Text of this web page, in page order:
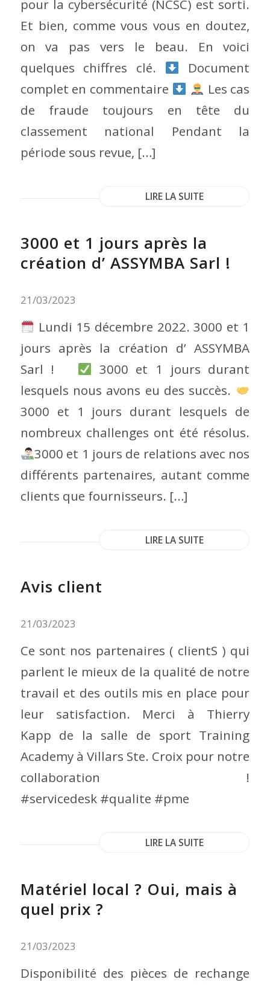
pour la cybersécurité (NCSC) est sorti.
Et bien, comme vous vous en doutez,
on va pas vers le beau. En voici
quelques chiffres clé.
Document
complet en commentaire
Les cas
de fraude toujours en tête du
classement national Pendant la
période sous revue, […]
LIRE LA SUITE
3000 et 1 jours après la
création d’ ASSYMBA Sarl !
21/03/2023
Lundi 15 décembre 2022. 3000 et 1
jours après la création d’ ASSYMBA
Sarl !
3000 et 1 jours durant
lesquels nous avons eu des succès.
3000 et 1 jours durant lesquels de
nombreux challenges ont été résolus.
3000 et 1 jours de relations avec nos
différents partenaires, autant comme
clients que fournisseurs. […]
LIRE LA SUITE
Avis client
21/03/2023
Ce sont nos partenaires ( clientS ) qui
parlent le mieux de la qualité de notre
travail et des outils mis en place pour
leur satisfaction. Merci à Thierry
Kapp de la salle de sport Training
Academy à Villars Ste. Croix pour notre
collaboration !
#servicedesk #qualite #pme
LIRE LA SUITE
Matériel local ? Oui, mais à
quel prix ?
21/03/2023
Disponibilité des pièces de rechange